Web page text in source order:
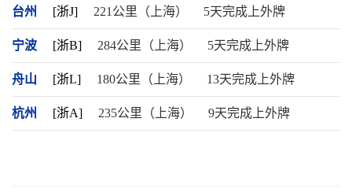
台州 [浙J] 221公里（上海） 5天完成上外牌
宁波 [浙B] 284公里（上海） 5天完成上外牌
舟山 [浙L] 180公里（上海） 13天完成上外牌
杭州 [浙A] 235公里（上海） 9天完成上外牌